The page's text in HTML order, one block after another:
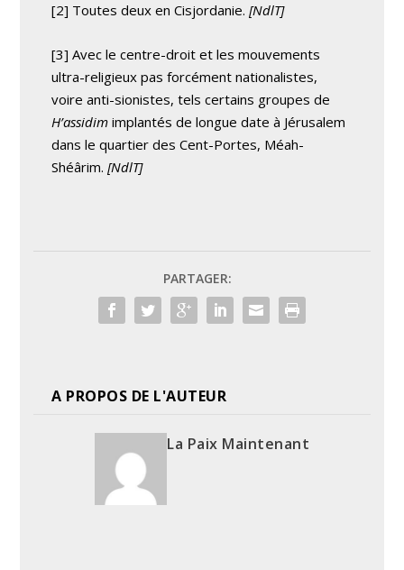
[2] Toutes deux en Cisjordanie.[NdlT]
[3] Avec le centre-droit et les mouvements
ultra-religieux pas forcément nationalistes,
voire anti-sionistes, tels certains groupes de
H’assidim implantés de longue date à Jérusalem
dans le quartier des Cent-Portes, Méah-
Shéârim.[NdlT]
PARTAGER:
A PROPOS DE L'AUTEUR
La Paix Maintenant